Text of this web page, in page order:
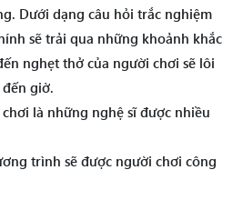
Dưới dạng câu hỏi trắc nghiệm
sẽ trải qua những khoảnh khắc
nghẹt thở của người chơi sẽ lôi
giờ.
là những nghệ sĩ được nhiều
trình sẽ được người chơi công